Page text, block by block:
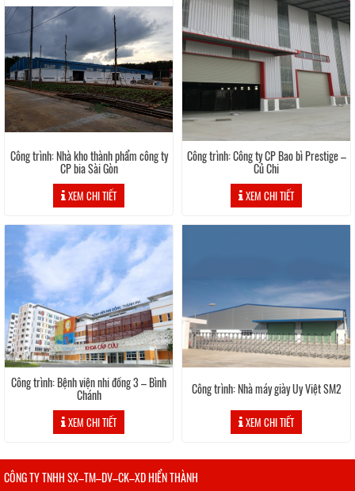
Công trình: Nhà kho thành phẩm công ty
CP bia Sài Gòn
XEM CHI TIẾT
Công trình: Công ty CP Bao bì Prestige –
Củ Chi
XEM CHI TIẾT
Công trình: Bệnh viện nhi đồng 3 – Bình
Chánh
XEM CHI TIẾT
Công trình: Nhà máy giày Uy Việt SM2
XEM CHI TIẾT
CÔNG TY TNHH SX–TM–DV–CK–XD HIỂN THÀNH